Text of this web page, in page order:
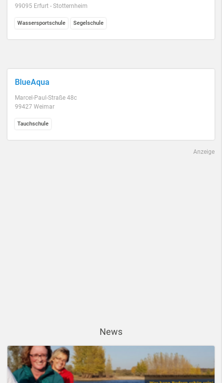
99095 Erfurt - Stotternheim
Wassersportschule Segelschule
BlueAqua
Marcel-Paul-Straße 48c
99427 Weimar
Tauchschule
Anzeige
News